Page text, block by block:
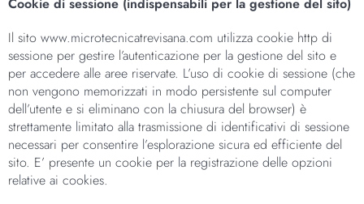
Cookie di sessione (indispensabili per la gestione del sito)
Il sito www.microtecnicatrevisana.com utilizza cookie http di
sessione per gestire l’autenticazione per la gestione del sito e
per accedere alle aree riservate. L’uso di cookie di sessione (che
non vengono memorizzati in modo persistente sul computer
dell’utente e si eliminano con la chiusura del browser) è
strettamente limitato alla trasmissione di identificativi di sessione
necessari per consentire l’esplorazione sicura ed efficiente del
sito. E’ presente un cookie per la registrazione delle opzioni
relative ai cookies.